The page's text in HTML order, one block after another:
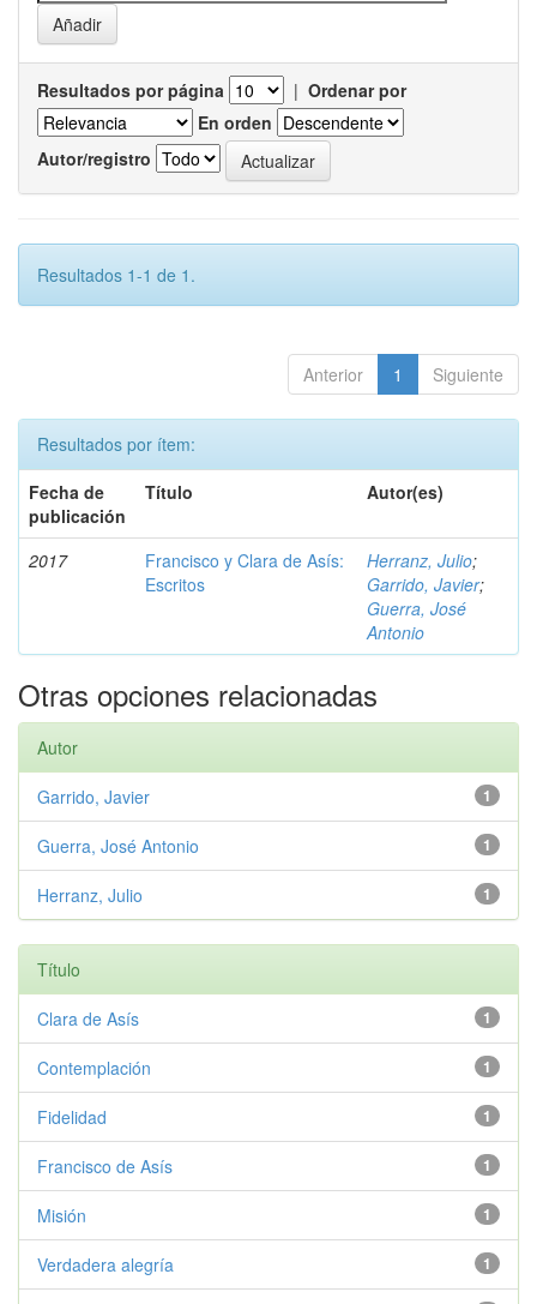
Resultados por página | Ordenar por
En orden
Autor/registro
Resultados 1-1 de 1.
Anterior 1 Siguiente
Resultados por ítem:
Fecha de
publicación
Título Autor(es)
2017
Francisco y Clara de Asís:
Escritos
Herranz, Julio;
Garrido, Javier;
Guerra, José
Antonio
Otras opciones relacionadas
Autor
1
Garrido, Javier
1
Guerra, José Antonio
1
Herranz, Julio
Título
1
Clara de Asís
1
Contemplación
1
Fidelidad
1
Francisco de Asís
1
Misión
1
Verdadera alegría